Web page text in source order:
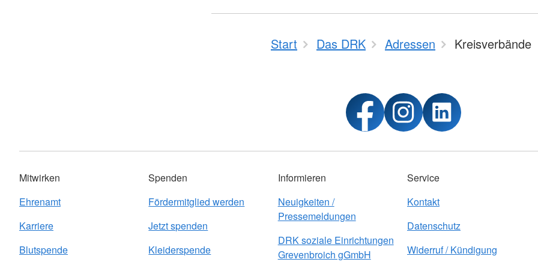
Start Das DRK Adressen Kreisverbände
Mitwirken
Ehrenamt
Karriere
Blutspende
Spenden
Fördermitglied werden
Jetzt spenden
Kleiderspende
Informieren
Neuigkeiten /
Pressemeldungen
DRK soziale Einrichtungen
Grevenbroich gGmbH
Service
Kontakt
Datenschutz
Widerruf / Kündigung